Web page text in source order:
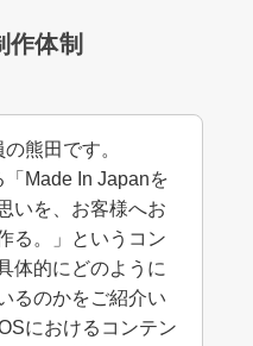
作体制
熊田です。
Made In Japanを
いを、お客様へお
る。」というコン
体的にどのように
るのかをご紹介い
におけるコンテン